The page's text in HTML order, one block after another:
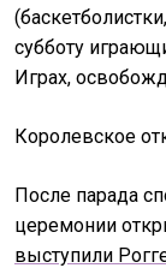
субботу
Играх,
Королевское
После парада
церемонии
выступили